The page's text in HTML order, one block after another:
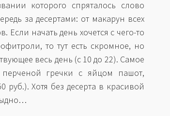
которого спряталось слово
за десертами: от макарун всех
Если начать день хочется с чего-то
то тут есть скромное, но
весь день (с 10 до 22). Самое
гречки с яйцом пашот,
руб.). Хотя без десерта в красивой